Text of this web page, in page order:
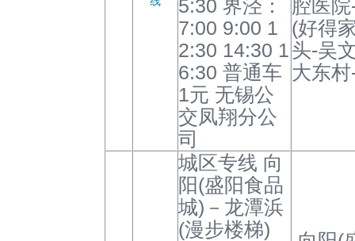
5:30 界泾：
7:00 9:00 1
2:30 14:30 1
6:30 普通车
1元 无锡公
交凤翔分公
司
腔医
(好得
头-吴
大东
城区专线 向
阳(盛阳食品
城)－龙潭浜
(漫步楼梯)